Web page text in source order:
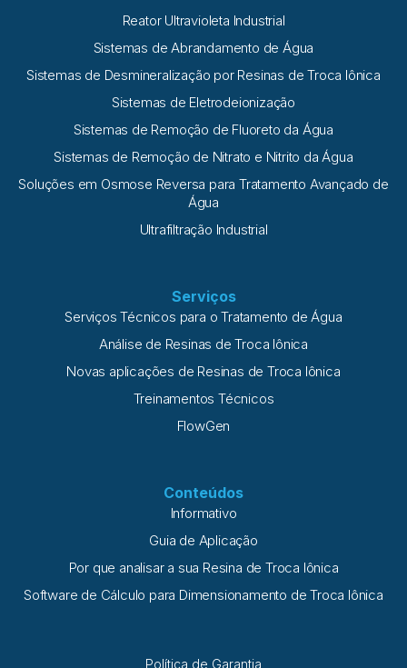
Reator Ultravioleta Industrial
Sistemas de Abrandamento de Água
Sistemas de Desmineralização por Resinas de Troca Iônica
Sistemas de Eletrodeionização
Sistemas de Remoção de Fluoreto da Água
Sistemas de Remoção de Nitrato e Nitrito da Água
Soluções em Osmose Reversa para Tratamento Avançado de
Água
Ultrafiltração Industrial
Serviços
Serviços Técnicos para o Tratamento de Água
Análise de Resinas de Troca Iônica
Novas aplicações de Resinas de Troca Iônica
Treinamentos Técnicos
FlowGen
Conteúdos
Informativo
Guia de Aplicação
Por que analisar a sua Resina de Troca Iônica
Software de Cálculo para Dimensionamento de Troca Iônica
Política de Garantia